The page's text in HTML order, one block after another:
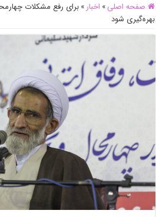
صفحه اصلی » اخبار » برای رفع مشکلات
بهره‌گیری شود